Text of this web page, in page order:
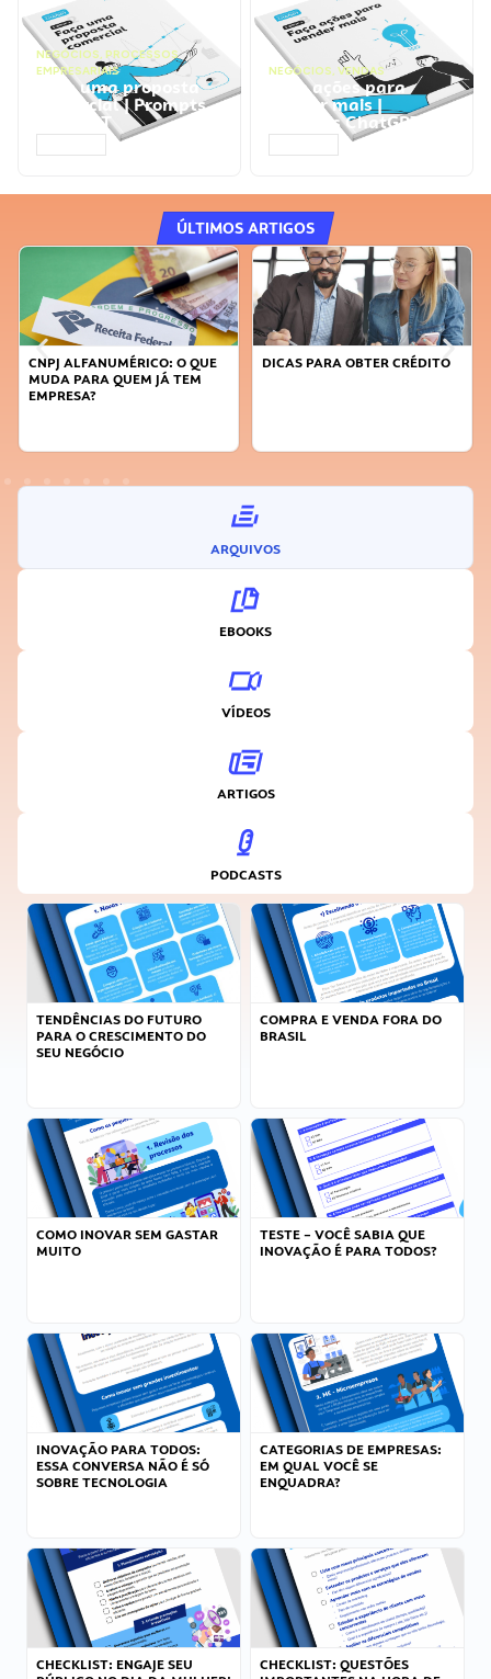
NEGÓCIOS, PROCESSOS
EMPRESARIAIS
Faça uma proposta
comercial | Prompts
ChatGPT
NEGÓCIOS, VENDAS
Faça ações para
vender mais |
Prompts ChatGPT
ÚLTIMOS ARTIGOS
DICAS PARA OBTER CRÉDITO
FAÇA A DIFERENÇA: SEJA
ARQUIVOS
EBOOKS
VÍDEOS
ARTIGOS
PODCASTS
TENDÊNCIAS DO FUTURO
PARA O CRESCIMENTO DO
SEU NEGÓCIO
COMPRA E VENDA FORA DO
BRASIL
COMO INOVAR SEM GASTAR
MUITO
TESTE – VOCÊ SABIA QUE
INOVAÇÃO É PARA TODOS?
INOVAÇÃO PARA TODOS:
ESSA CONVERSA NÃO É SÓ
SOBRE TECNOLOGIA
CATEGORIAS DE EMPRESAS:
EM QUAL VOCÊ SE
ENQUADRA?
CHECKLIST: ENGAJE SEU
CHECKLIST: QUESTÕES